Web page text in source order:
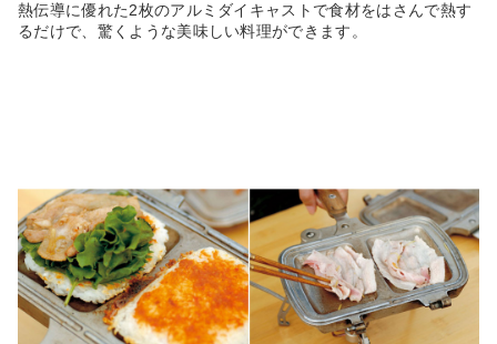
熱伝導に優れた2枚のアルミダイキャストで食材をはさんで熱す
るだけで、驚くような美味しい料理ができます。